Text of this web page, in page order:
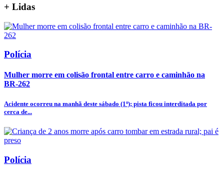
+ Lidas
Polícia
Mulher morre em colisão frontal entre carro e caminhão na
BR-262
Acidente ocorreu na manhã deste sábado (1º); pista ficou interditada por
cerca de...
Polícia